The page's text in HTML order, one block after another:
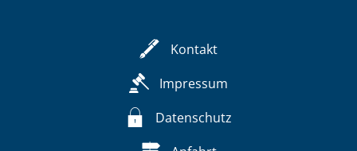
Kontakt
Impressum
Datenschutz